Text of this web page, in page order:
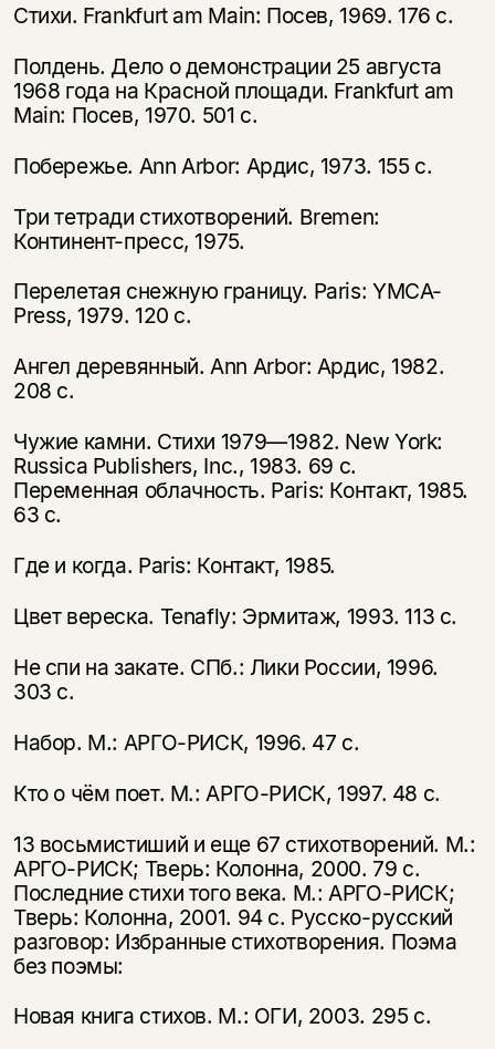
Стихи. Frankfurt am Main: Посев, 1969. 176 с.
Полдень. Дело о демонстрации 25 августа
1968 года на Красной площади. Frankfurt am
Main: Посев, 1970. 501 с.
Побережье. Ann Arbor: Ардис, 1973. 155 с.
Три тетради стихотворений. Bremen:
Континент-пресс, 1975.
Перелетая снежную границу. Paris: YMCA-
Press, 1979. 120 с.
Ангел деревянный. Ann Arbor: Ардис, 1982.
208 с.
Чужие камни. Стихи 1979—1982. New York:
Russica Publishers, Inc., 1983. 69 с.
Переменная облачность. Paris: Контакт, 1985.
63 с.
Где и когда. Paris: Контакт, 1985.
Цвет вереска. Tenafly: Эрмитаж, 1993. 113 с.
Не спи на закате. СПб.: Лики России, 1996.
303 с.
Набор. М.: АРГО-РИСК, 1996. 47 с.
Кто о чём поет. М.: АРГО-РИСК, 1997. 48 с.
13 восьмистиший и еще 67 стихотворений. М.:
АРГО-РИСК; Тверь: Колонна, 2000. 79 с.
Последние стихи того века. М.: АРГО-РИСК;
Тверь: Колонна, 2001. 94 с. Русско-русский
разговор: Избранные стихотворения. Поэма
без поэмы:
Новая книга стихов. М.: ОГИ, 2003. 295 с.
Подписка на рассылку
о книгах и событиях «НЛО».
скидку 15%
Я соглашаюсь сПолитикой конфиденциальности
Этой книги временно
нет в продаже.
уведомления, и при поступлении книги
на склад получить письмо на указанный
Я соглашаюсь сПолитикой конфиденциальности
подписаться
Эта книга
несовершеннолетних
вам уже исполнилось 18 лет?
нет, вернуться назад